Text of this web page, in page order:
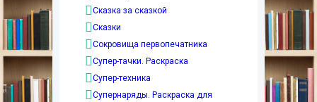
Сказка за сказкой
Сказки
Сокровища первопечатника
Супер-тачки. Раскраска
Супер-техника
Супернаряды. Раскраска для